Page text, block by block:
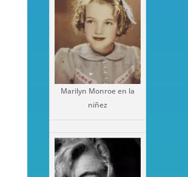
Marilyn Monroe en la
niñez